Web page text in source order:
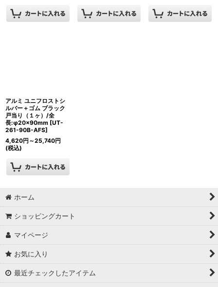
アルミ ユニフロストシ
ルバー＋ゴム ブラック
戸当り（１ヶ）/全
長:φ20×90mm [UT-
261-90B-AFS]
4,620円 ～25,740円
(税込)
ホーム
ショッピングカート
マイページ
お気に入り
最近チェックしたアイテム